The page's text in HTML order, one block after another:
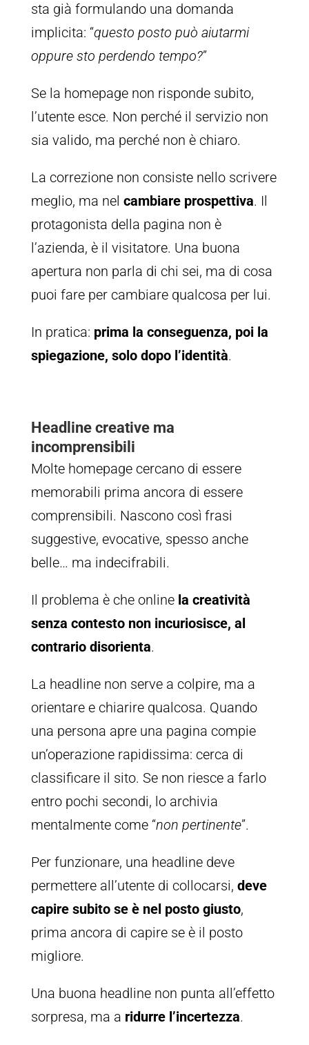
sta già formulando una domanda
implicita: “questo posto può aiutarmi
oppure sto perdendo tempo?”
Se la homepage non risponde subito,
l’utente esce. Non perché il servizio non
sia valido, ma perché non è chiaro.
La correzione non consiste nello scrivere
meglio, ma nel cambiare prospettiva. Il
protagonista della pagina non è
l’azienda, è il visitatore. Una buona
apertura non parla di chi sei, ma di cosa
puoi fare per cambiare qualcosa per lui.
In pratica: prima la conseguenza, poi la
spiegazione, solo dopo l’identità.
Headline creative ma
incomprensibili
Molte homepage cercano di essere
memorabili prima ancora di essere
comprensibili. Nascono così frasi
suggestive, evocative, spesso anche
belle… ma indecifrabili.
Il problema è che online la creatività
senza contesto non incuriosisce, al
contrario disorienta.
La headline non serve a colpire, ma a
orientare e chiarire qualcosa. Quando
una persona apre una pagina compie
un’operazione rapidissima: cerca di
classificare il sito. Se non riesce a farlo
entro pochi secondi, lo archivia
mentalmente come “non pertinente”.
Per funzionare, una headline deve
permettere all’utente di collocarsi, deve
capire subito se è nel posto giusto,
prima ancora di capire se è il posto
migliore.
Una buona headline non punta all’effetto
sorpresa, ma a ridurre l’incertezza.